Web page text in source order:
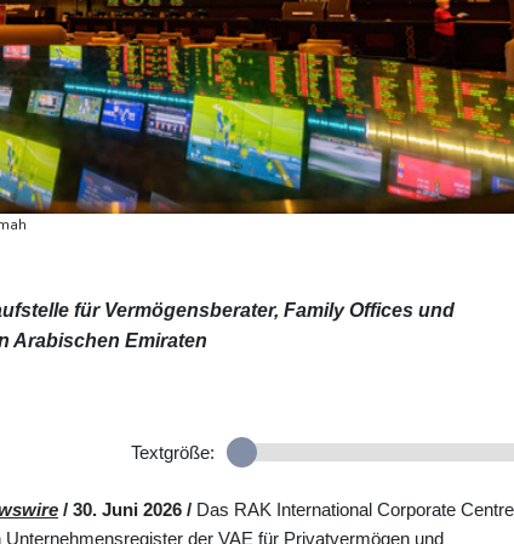
für Vermögensberater, Family Offices und
Arabischen Emiraten
Textgröße:
/ 30. Juni 2026 / Das RAK International Corporate Centre
der VAE für Privatvermögen und